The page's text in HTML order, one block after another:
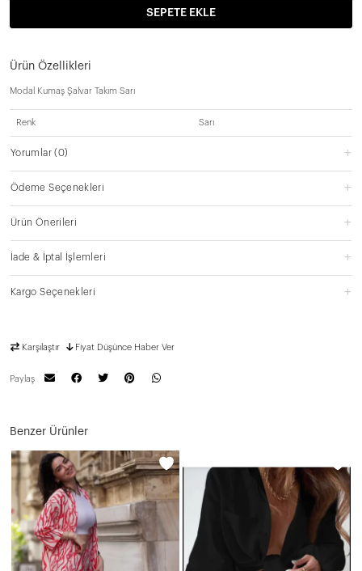
SEPETE EKLE
Ürün Özellikleri
Modal Kumaş Şalvar Takım Sarı
Renk Sarı
Yorumlar(0)
Ödeme Seçenekleri
Ürün Önerileri
İade & İptal İşlemleri
Kargo Seçenekleri
Karşılaştır Fiyat Düşünce Haber Ver
Paylaş
Benzer Ürünler